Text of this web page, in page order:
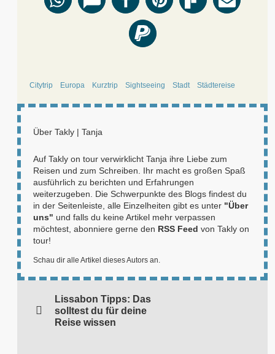
Citytrip Europa Kurztrip Sightseeing Stadt Städtereise
Über Takly | Tanja
Auf Takly on tour verwirklicht Tanja ihre Liebe zum
Reisen und zum Schreiben. Ihr macht es großen Spaß
ausführlich zu berichten und Erfahrungen
weiterzugeben. Die Schwerpunkte des Blogs findest du
in der Seitenleiste, alle Einzelheiten gibt es unter "Über
uns" und falls du keine Artikel mehr verpassen
möchtest, abonniere gerne den RSS Feed von Takly on
tour!
Schau dir alle Artikel dieses Autors an.
Lissabon Tipps: Das
solltest du für deine
Reise wissen